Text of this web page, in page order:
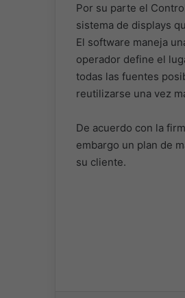
Por su parte el
sistema de displays
El software maneja
operador define el
todas las fuentes
reutilizarse una vez
De acuerdo con la
embargo un plan de
su cliente.